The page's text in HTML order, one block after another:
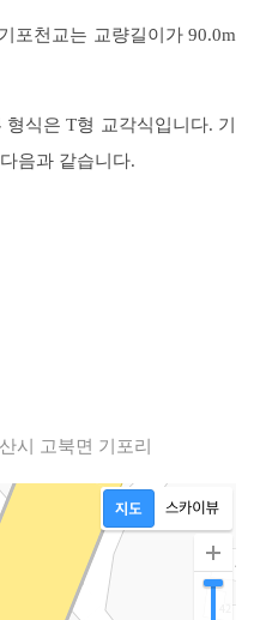
포천교는 교량길이가 90.0m
식은 T형 교각식입니다. 기
음과 같습니다.
시 고북면 기포리